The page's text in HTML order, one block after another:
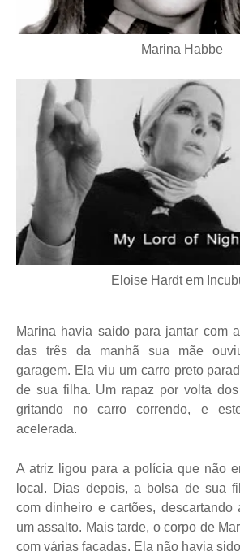
Marina Habbe
Eloise Hardt em
Marina havia saido para jantar com
das três da manhã sua mãe
garagem. Ela viu um carro preto
de sua filha. Um rapaz por volta
gritando no carro correndo, e
acelerada.
A atriz ligou para a polícia que não
local. Dias depois, a bolsa de sua
com dinheiro e cartões, descartando
um assalto. Mais tarde, o corpo de
com várias facadas. Ela não havia